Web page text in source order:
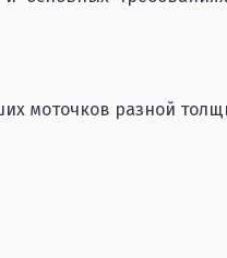
моточков разной